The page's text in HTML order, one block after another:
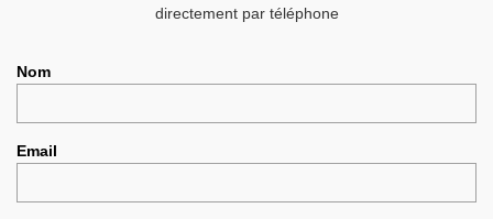
directement par téléphone
Nom
Email